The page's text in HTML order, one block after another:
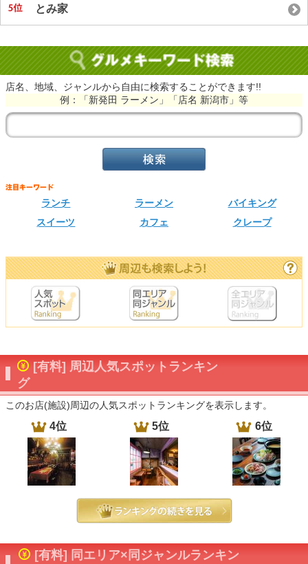
とみ家
店名、地域、ジャンルから自由に検索することができます!!
例：「新発田 ラーメン」「店名 新潟市」等
ランチ ラーメン
バイキング
スイーツ
カフェ クレープ
[有料] 周辺人気スポットランキン
グ
このお店(施設)周辺の人気スポットランキングを表示します。
4位 5位 6位
[有料] 同エリア×同ジャンルランキン